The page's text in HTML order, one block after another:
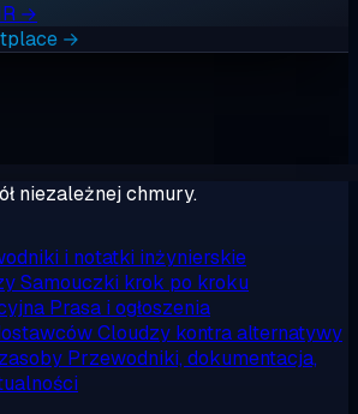
→
→
niezależnej chmury.
i notatki inżynierskie
Samouczki krok po kroku
Prasa i ogłoszenia
Cloudzy kontra alternatywy
Przewodniki, dokumentacja,